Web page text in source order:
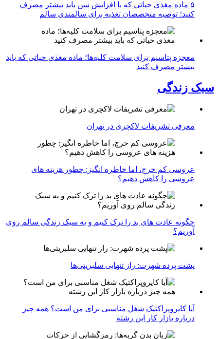
۵ ماده مغذی حیاتی که با افزایش سن باید بیشتر مصرف
کنید؛ توصیه متخصصان تغذیه برای سالمندی سالم
معجزه پتاسیم برای سلامت کلیه‌ها؛ ماده مغذی حیاتی که باید
بیشتر مصرف کنید
سبک زندگی
معرفی تشریفات لاکچری در تهران
عروسی کم خرج، اما خاطره انگیز: چطور هزینه های
عروسی را کاهش دهیم؟
چگونه عادت‌ های بد را ترک کنیم و به سبک زندگی سالم روی
آوریم؟
پشت پرده شهرت: راز تنهایی سلبریتی‌ها
آیا کایروپراکتیک شغل مناسبی برای من است؟ همه چیز
درباره بازار کار این رشته